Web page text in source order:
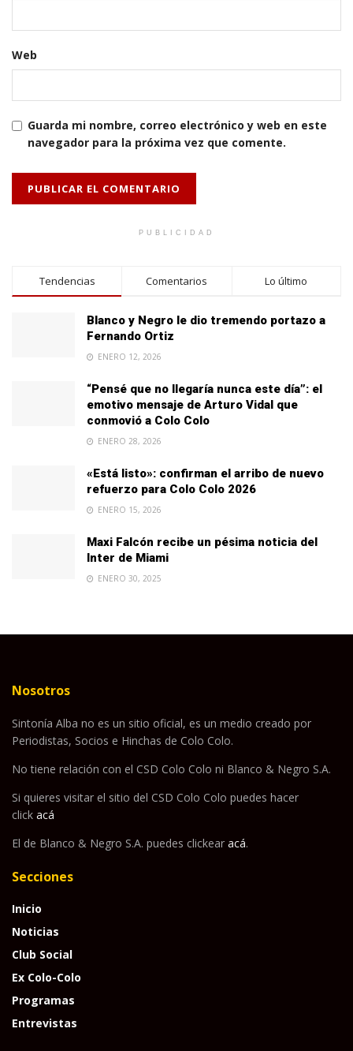
Web
Guarda mi nombre, correo electrónico y web en este
navegador para la próxima vez que comente.
PUBLICIDAD
Tendencias Comentarios Lo último
Blanco y Negro le dio tremendo portazo a
Fernando Ortiz
ENERO 12, 2026
“Pensé que no llegaría nunca este día”: el
emotivo mensaje de Arturo Vidal que
conmovió a Colo Colo
ENERO 28, 2026
«Está listo»: confirman el arribo de nuevo
refuerzo para Colo Colo 2026
ENERO 15, 2026
Maxi Falcón recibe un pésima noticia del
Inter de Miami
ENERO 30, 2025
Nosotros
Sintonía Alba no es un sitio oficial, es un medio creado por
Periodistas, Socios e Hinchas de Colo Colo.
No tiene relación con el CSD Colo Colo ni Blanco & Negro S.A.
Si quieres visitar el sitio del CSD Colo Colo puedes hacer
click acá
El de Blanco & Negro S.A. puedes clickear acá.
Secciones
Inicio
Noticias
Club Social
Ex Colo-Colo
Programas
Entrevistas